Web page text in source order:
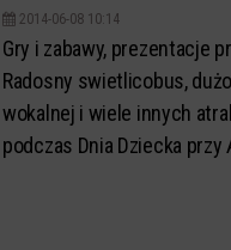
2014-06-08 10:14
Gry i zabawy, prezentacje
Radosny swietlicobus,
wokalnej i wiele innych
podczas Dnia Dziecka przy